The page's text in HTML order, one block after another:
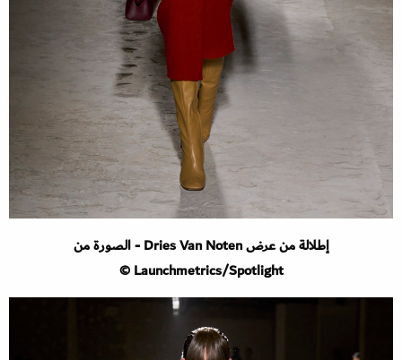
إطلالة من عرض Dries Van Noten - الصورة من
Launchmetrics/Spotlight ©